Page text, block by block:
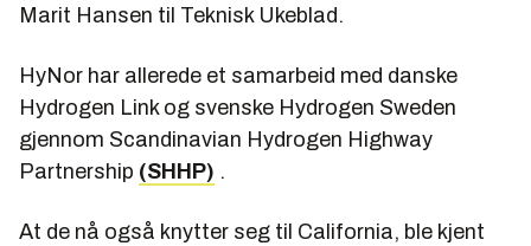
Marit Hansen til Teknisk Ukeblad.
HyNor har allerede et samarbeid med danske
Hydrogen Link og svenske Hydrogen Sweden
gjennom Scandinavian Hydrogen Highway
Partnership (SHHP) .
At de nå også knytter seg til California, ble kjent